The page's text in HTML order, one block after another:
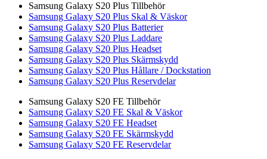
Samsung Galaxy S20 Plus Tillbehör
Samsung Galaxy S20 Plus Skal & Väskor
Samsung Galaxy S20 Plus Batterier
Samsung Galaxy S20 Plus Laddare
Samsung Galaxy S20 Plus Headset
Samsung Galaxy S20 Plus Skärmskydd
Samsung Galaxy S20 Plus Hållare / Dockstation
Samsung Galaxy S20 Plus Reservdelar
Samsung Galaxy S20 FE Tillbehör
Samsung Galaxy S20 FE Skal & Väskor
Samsung Galaxy S20 FE Headset
Samsung Galaxy S20 FE Skärmskydd
Samsung Galaxy S20 FE Reservdelar